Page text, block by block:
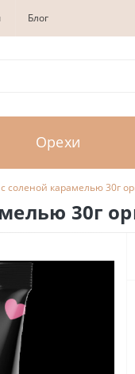
Блог
Орехи
соленой карамелью 30г
30г